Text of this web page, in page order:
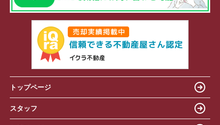
トップページ
スタッフ